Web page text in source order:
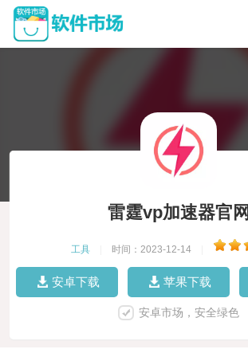
雷霆vp加速器官网
工具 时间：2023-12-14
安卓下载 苹果下载
安卓市场，安全绿色